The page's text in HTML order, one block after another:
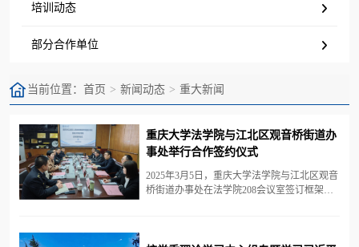
培训动态
部分合作单位
当前位置： 首页 新闻动态 重大新闻
重庆大学法学院与江北区观音桥街道办
事处举行合作签约仪式
2025年3月5日，重庆大学法学院与江北区观音
桥街道办事处在法学院208会议室签订框架合